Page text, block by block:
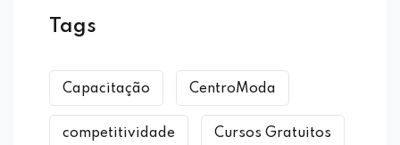
Tags
Capacitação CentroModa
competitividade Cursos Gratuitos